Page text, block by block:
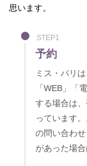
思います。
STEP1
予約
ミス・パリ
「WEB」「
する場合は
っています
の問い合わ
があった場